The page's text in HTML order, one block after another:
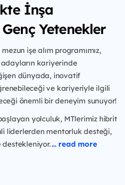
İnşa
Yetenekler
işe alım programımız,
kariyerinde
dünyada, inovatif
ve kariyeriyle ilgili
önemli bir deneyim sunuyor!
yolculuk, MTlerimiz hibrit
liderlerden mentorluk desteği,
… read more